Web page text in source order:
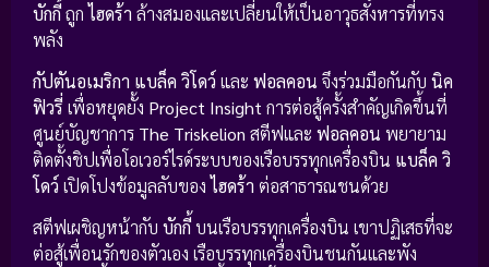
บักกี้ถูกไฮดร้า ล้างสมองและเปลี่ยนให้เป็นอาวุธสังหารที่ทรง
พลัง
กัปตันอเมริกา แบล็ค วิโดว์ และ ฟอลคอน จึงร่วมมือกันกับ นิค
ฟิวรี่เพื่อหยุดยั้ง Project Insight การต่อสู้ครั้งสำคัญเกิดขึ้นที่
ศูนย์บัญชาการ The Triskelion สตีฟและ ฟอลคอน พยายาม
ติดตั้งชิปเพื่อโอเวอร์ไรด์ระบบของเรือบรรทุกเครื่องบิน แบล็ค วิ
โดว์ เปิดโปงข้อมูลลับของไฮดร้า ต่อสาธารณชนด้วย
สตีฟเผชิญหน้ากับ บักกี้บนเรือบรรทุกเครื่องบิน เขาปฏิเสธที่จะ
ต่อสู้เพื่อนรักของตัวเอง เรือบรรทุกเครื่องบินชนกันและพัง